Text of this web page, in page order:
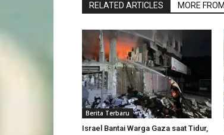
RELATED ARTICLES MORE
Berita Terbaru
Israel Bantai Warga Gaza saat Tidur,